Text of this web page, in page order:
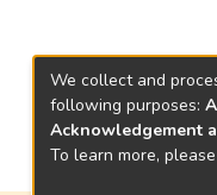
We collect and
following purposes:
Acknowledgement
To learn more,